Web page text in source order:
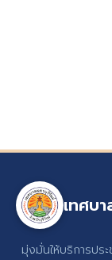
เทศบ
มุ่งมั่นให้บริการปร